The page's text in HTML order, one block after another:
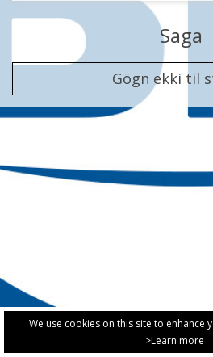
We use cookies on this site to enhance
>Learn more
Saga
Gögn ekki til